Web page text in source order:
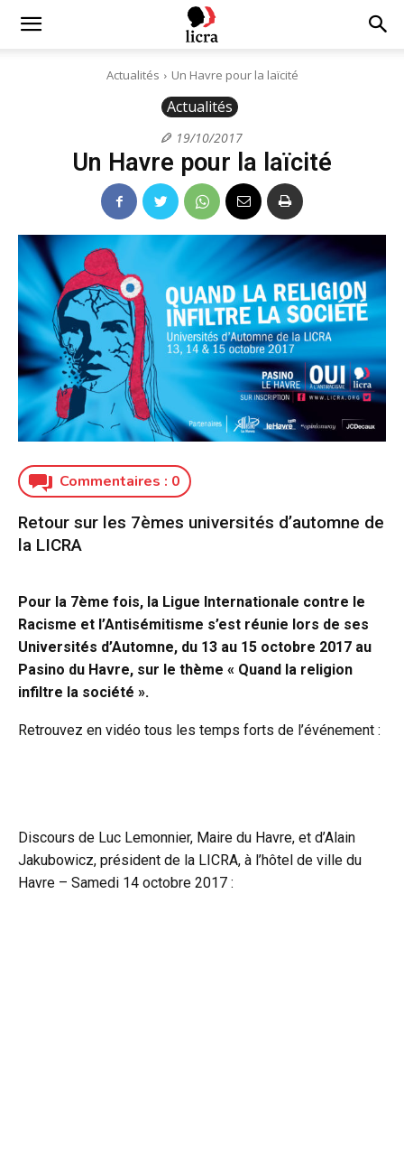
Licra
depuis
1927
Actualités Un Havre pour la laïcité
Actualités
19/10/2017
Un Havre pour la laïcité
Commentaires : 0
Retour sur les 7èmes universités d’automne de
la LICRA
Pour la 7ème fois, la Ligue Internationale contre le
Racisme et l’Antisémitisme s’est réunie lors de ses
Universités d’Automne, du 13 au 15 octobre 2017 au
Pasino du Havre, sur le thème « Quand la religion
infiltre la société ».
Retrouvez en vidéo tous les temps forts de l’événement :
Discours de Luc Lemonnier, Maire du Havre, et d’Alain
Jakubowicz, président de la LICRA, à l’hôtel de ville du
Havre – Samedi 14 octobre 2017 :